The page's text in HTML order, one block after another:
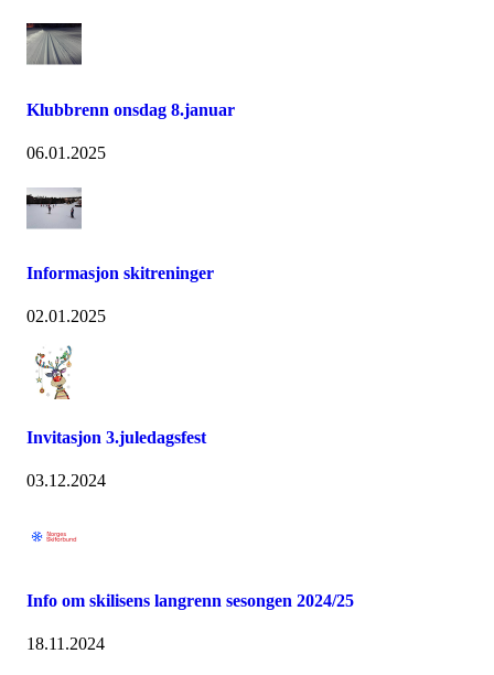
,
s
e
d
s
t
y
r
t
å
e
M
r
e
.
k
Klubbrenn onsdag 8.januar
06.01.2025
Informasjon skitreninger
02.01.2025
Invitasjon 3.juledagsfest
03.12.2024
Info om skilisens langrenn sesongen 2024/25
18.11.2024